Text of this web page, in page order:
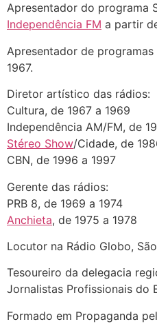
Apresentador do programa
Independência FM a partir
Apresentador de programas
1967.
Diretor artístico das rádios:
Cultura, de 1967 a 1969
Independência AM/FM, de
Stéreo Show/Cidade, de
CBN, de 1996 a 1997
Gerente das rádios:
PRB 8, de 1969 a 1974
Anchieta, de 1975 a 1978
Locutor na Rádio Globo,
Tesoureiro da delegacia
Jornalistas Profissionais do
Formado em Propaganda